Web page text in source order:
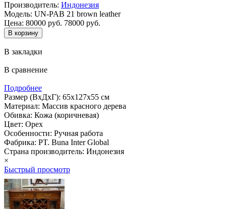
Производитель: Индонезия
Модель: UN-PAB 21 brown leather
Цена: 80000 руб. 78000 руб.
В закладки
В сравнение
Подробнее
Размер (ВхДхГ): 65х127х55 см
Материал: Массив красного дерева
Обивка: Кожа (коричневая)
Цвет: Орех
Особенности: Ручная работа
Фабрика: PT. Buna Inter Global
Страна производитель: Индонезия
×
Быстрый просмотр